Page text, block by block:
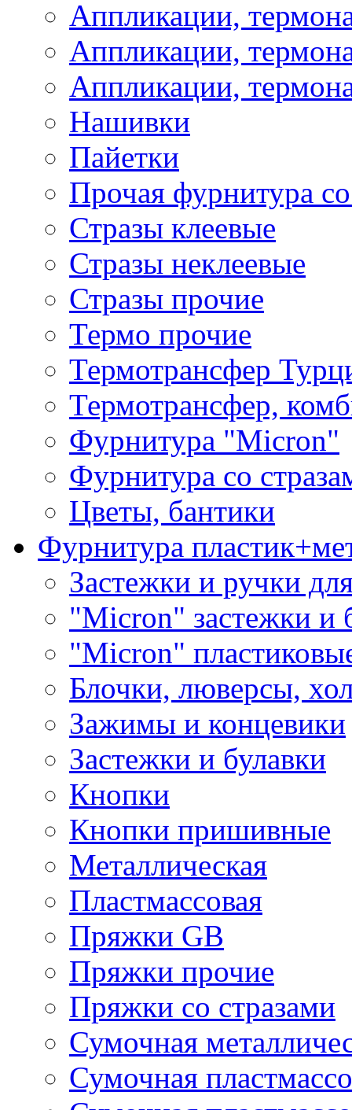
Аппликации,
Аппликации,
Аппликации,
Нашивки
Пайетки
Прочая фурнитура
Стразы клеевые
Стразы неклеевые
Стразы прочие
Термо прочие
Термотрансфер
Термотрансфер,
Фурнитура "Micron"
Фурнитура со
Цветы, бантики
Фурнитура
Застежки и ручки
"Micron" застежки и
"Micron"
Блочки, люверсы,
Зажимы и концевики
Застежки и булавки
Кнопки
Кнопки пришивные
Металлическая
Пластмассовая
Пряжки GB
Пряжки прочие
Пряжки со стразами
Сумочная
Сумочная